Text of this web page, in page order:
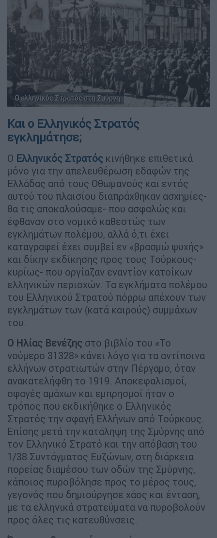
Ο ελληνικός Στρατός στη Σμύρνη.
Και ο Ελληνικός Στρατός
εγκλημάτησε;
Ο Ελληνικός Στρατός κινήθηκε επιθετικά
μόνο για την απελευθέρωση εδαφών της
Ελλάδας από τους Οθωμανούς και εντός
αυτού του πλαισίου διαπράχθηκαν ασχημίες-
θα τις αποκαλούσαμε- που ασφαλώς και
έφθαναν στο νομικό καθεστώς των
εγκλημάτων πολέμου, αλλά ό,τι έχει
καταγραφεί έχει συμβεί εν «βρασμώ ψυχής»
και δίκην εκδίκησης προς τους Τούρκους-
κυρίως- που οργίαζαν εναντίον κατοίκων
ελληνικών περιοχών. Τα εγκλήματα πολέμου
του Ελληνικού Στρατού πόρρω απέχουν των
εγκλημάτων των (κατά καιρούς) συμμάχων
του.
Ο Ηλίας Βενέζης στο βιβλίο του «Το
νούμερο 31328» κάνει λόγο για τα αντίποινα
ελλήνων στρατιωτών στην Πέργαμο, όταν
ανακατελήφθη το 1919. Αποκεφαλισμοί,
σφαγές αμάχων και εμπρησμοί ήταν ο
τρόπος που εκδικήθηκε ο Ελληνικός
Στρατός την σφαγή Ελλήνων από Τούρκους.
Επίσης μετά την κατάληψη της Σμύρνης από
τον Ελληνικό Στρατό και την απόβαση του
1/38 Συντάγματος Ευζώνων, στη διάρκεια
πορείας διαμέσου των οδών της Σμύρνης,
κάποιος πυροβόλησε προς το μέρος τους,
γεγονός που δημιούργησε χάος και ένταση,
με τα ελληνικά στρατεύματα να πυροβολούν
προς όλες τις κατευθύνσεις.